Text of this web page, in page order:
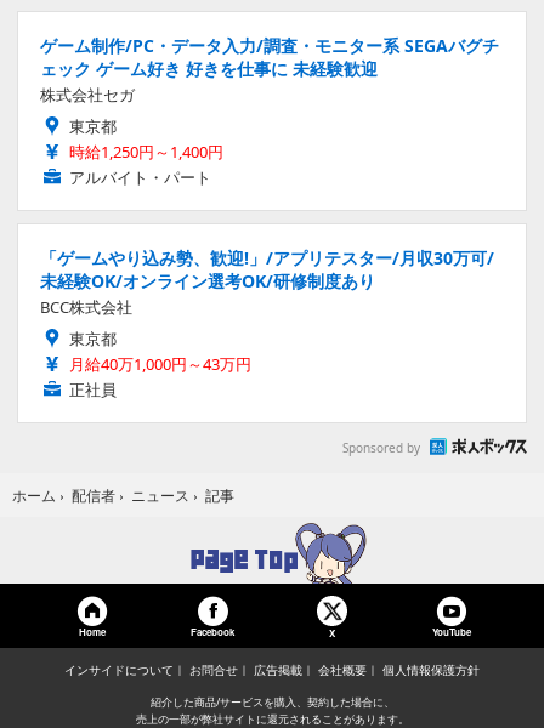
ゲーム制作/PC・データ入力/調査・モニター系 SEGAバグチ
ェック ゲーム好き 好きを仕事に 未経験歓迎
株式会社セガ
東京都
時給1,250円～1,400円
アルバイト・パート
「ゲームやり込み勢、歓迎!」/アプリテスター/月収30万可/
未経験OK/オンライン選考OK/研修制度あり
BCC株式会社
東京都
月給40万1,000円～43万円
正社員
Sponsored by
ホーム › 配信者 › ニュース › 記事
Home Facebook X YouTube
インサイドについて お問合せ 広告掲載 会社概要 個人情報保護方針
紹介した商品/サービスを購入、契約した場合に、
売上の一部が弊社サイトに還元されることがあります。